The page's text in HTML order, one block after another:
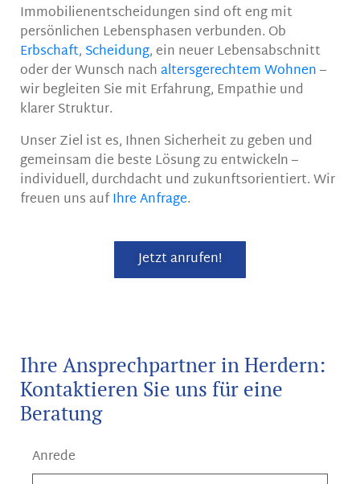
Immobilienentscheidungen sind oft eng mit
persönlichen Lebensphasen verbunden. Ob
Erbschaft, Scheidung, ein neuer Lebensabschnitt
oder der Wunsch nachaltersgerechtem Wohnen–
wir begleiten Sie mit Erfahrung, Empathie und
klarer Struktur.
Unser Ziel ist es, Ihnen Sicherheit zu geben und
gemeinsam die beste Lösung zu entwickeln –
individuell, durchdacht und zukunftsorientiert. Wir
freuen uns aufIhre Anfrage.
Jetzt anrufen!
Ihre Ansprechpartner in Herdern:
Kontaktieren Sie uns für eine
Beratung
Anrede